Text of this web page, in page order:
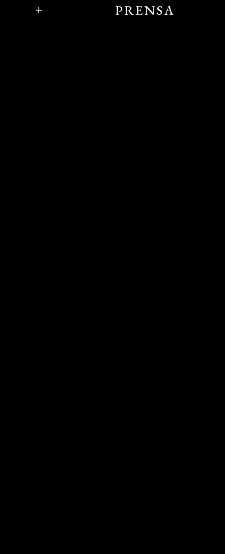
PRENSA